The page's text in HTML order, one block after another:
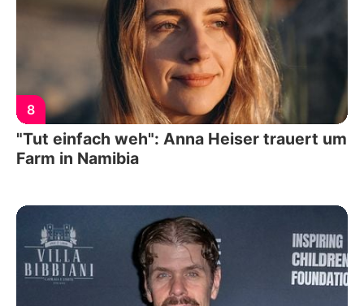
8
"Tut einfach weh": Anna Heiser trauert um
Farm in Namibia